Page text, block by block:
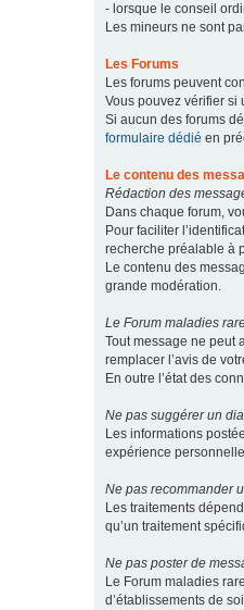
- lorsque le conseil
Les mineurs ne sont
Les Forums
Les forums peuvent
Vous pouvez vérifier si
Si aucun des forums
formulaire dédié en
Le contenu des
Rédaction des
Dans chaque forum,
Pour faciliter
recherche préalable à
Le contenu des
grande modération.
Le Forum maladies
Tout message ne peut
remplacer l’avis de
En outre l’état des
Ne pas suggérer un
Les informations
expérience
Ne pas recommander
Les traitements
qu’un traitement
Ne pas poster de
Le Forum maladies
d’établissements de